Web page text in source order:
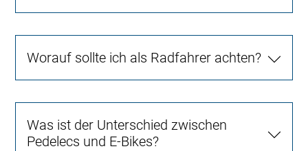
Worauf sollte ich als Radfahrer achten?
Was ist der Unterschied zwischen
Pedelecs und E-Bikes?